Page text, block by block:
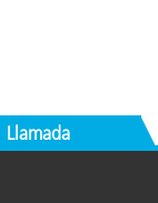
Llamada